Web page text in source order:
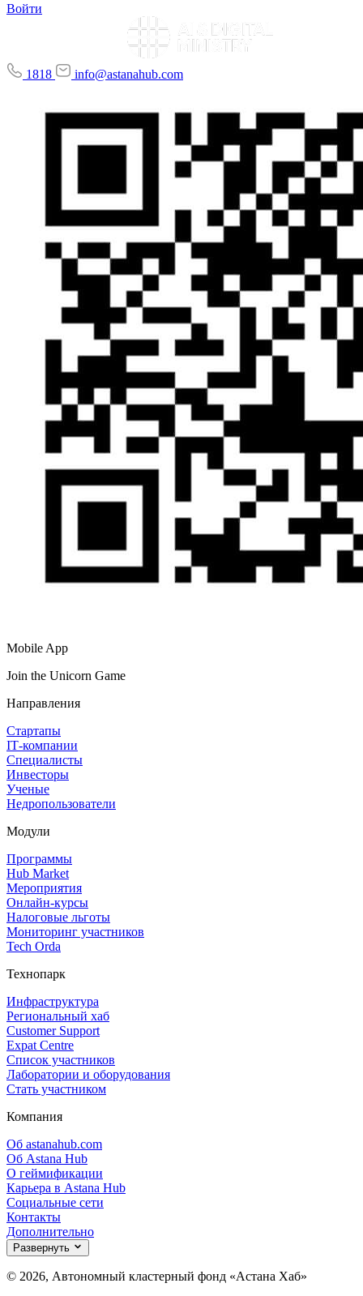
Войти
1818 info@astanahub.com
Mobile App
Join the Unicorn Game
Направления
Стартапы
IT‑компании
Специалисты
Инвесторы
Ученые
Недропользователи
Модули
Программы
Hub Market
Мероприятия
Онлайн‑курсы
Налоговые льготы
Мониторинг участников
Tech Orda
Технопарк
Инфраструктура
Региональный хаб
Customer Support
Expat Centre
Список участников
Лаборатории и оборудования
Стать участником
Компания
Об astanahub.com
Об Astana Hub
О геймификации
Карьера в Astana Hub
Социальные сети
Контакты
Дополнительно
Развернуть
© 2026, Автономный кластерный фонд «Астана Хаб»